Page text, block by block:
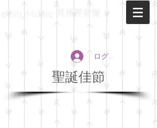
ecityMusic 異視界音樂
ログイン
聖誕佳節